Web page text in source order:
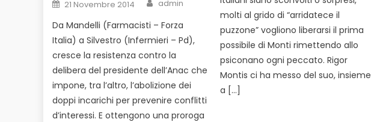
on
21 Novembre 2014 admin
Da Mandelli (Farmacisti – Forza
Italia) a Silvestro (Infermieri – Pd),
cresce la resistenza contro la
delibera del presidente dell’Anac che
impone, tra l’altro, l’abolizione dei
doppi incarichi per prevenire conflitti
d’interessi. E ottengono una proroga
molti al grido di “arridatece il
puzzone” vogliono liberarsi il prima
possibile di Monti rimettendo allo
psiconano ogni peccato. Rigor
Montis ci ha messo del suo, insieme
a […]